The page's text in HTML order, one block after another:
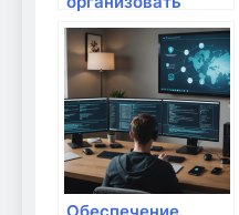
рабочее место
дома с интернетом